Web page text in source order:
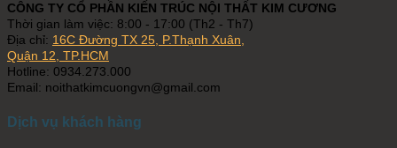
CÔNG TY CỔ PHẦN KIẾN TRÚC NỘI THẤT KIM CƯƠNG
Thời gian làm việc: 8:00 - 17:00 (Th2 - Th7)
Địa chỉ: 16C Đường TX 25, P.Thạnh Xuân,
Quận 12, TP.HCM
Hotline: 0934.273.000
Email: noithatkimcuongvn@gmail.com
Dịch vụ khách hàng